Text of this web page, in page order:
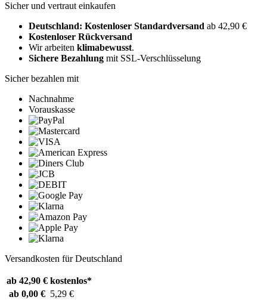
Sicher und vertraut einkaufen
Deutschland: Kostenloser Standardversand ab 42,90 €
Kostenloser Rückversand
Wir arbeiten klimabewusst.
Sichere Bezahlung mit SSL-Verschlüsselung
Sicher bezahlen mit
Nachnahme
Vorauskasse
Versandkosten für Deutschland
ab 42,90 € kostenlos*
ab 0,00 € 5,29 €